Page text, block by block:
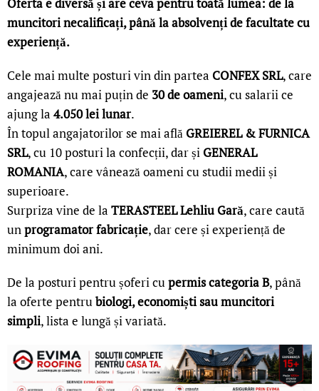
muncitori necalificați, până la absolvenți de facultate cu
experiență.
Cele mai multe posturi vin din partea CONFEX SRL, care
angajează nu mai puțin de 30 de oameni, cu salarii ce
ajung la 4.050 lei lunar.
În topul angajatorilor se mai află GREIEREL & FURNICA
SRL, cu 10 posturi la confecții, dar și GENERAL
ROMANIA, care vânează oameni cu studii medii și
superioare.
Surpriza vine de la TERASTEEL Lehliu Gară, care caută
unprogramator fabricație, dar cere și experiență de
minimum doi ani.
De la posturi pentru șoferi cupermis categoria B, până
la oferte pentrubiologi, economiști sau muncitori
simpli, lista e lungă și variată.